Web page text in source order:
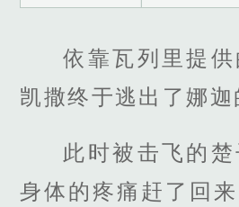
依靠瓦列里提供
凯撒终于逃出了娜迦
此时被击飞的
身体的疼痛赶了回